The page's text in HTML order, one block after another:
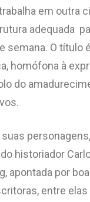
em outra
adequada
semana. O título
homófona à
do
historiador
apontada por
entre